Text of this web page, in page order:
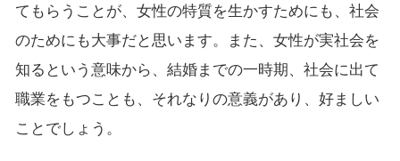
てもらうことが、女性の特質を生かすためにも、社会
のためにも大事だと思います。また、女性が実社会を
知るという意味から、結婚までの一時期、社会に出て
職業をもつことも、それなりの意義があり、好ましい
ことでしょう。